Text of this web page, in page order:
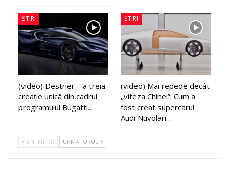
ȘTIRI
(video) Destrier – a treia
creație unică din cadrul
programului Bugatti…
ȘTIRI
(video) Mai repede decât
„viteza Chinei”: Cum a
fost creat supercarul
Audi Nuvolari…
ANTERIOR URMĂTORUL